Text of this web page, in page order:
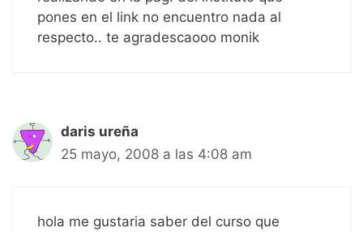
pones en el link no encuentro nada al
respecto.. te agradescaooo monik
daris ureña
25 mayo, 2008 a las 4:08 am
hola me gustaria saber del curso que